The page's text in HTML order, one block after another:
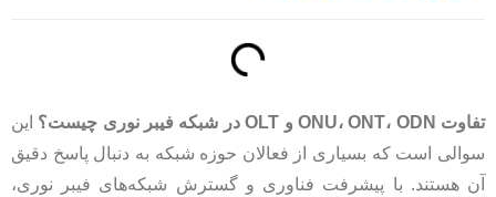
تفاوت ONU، ONT، ODN و OLT در شبکه فیبر نوری چیست؟
این
سوالی است که بسیاری از فعالان حوزه شبکه به دنبال پاسخ دقیق
آن هستند. با پیشرفت فناوری و گسترش شبکه‌های فیبر نوری،